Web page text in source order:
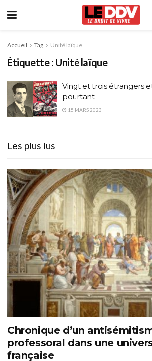
Accueil Tag Unité laïque
Étiquette : Unité laïque
Vingt et trois étrangers
pourtant
15 MARS 2023
Les plus lus
Chronique d’un
professoral dans une
française